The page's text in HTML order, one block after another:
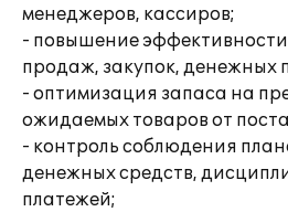
менеджеров, кассиров;
- повышение
продаж, закупок, денежных
- оптимизация запаса на
ожидаемых товаров от
- контроль соблюдения
денежных средств,
платежей;